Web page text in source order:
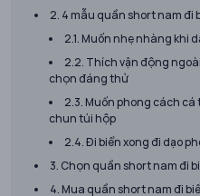
2. 4 mẫu quần short nam đi
2.1. Muốn nhẹ nhàng khi
2.2. Thích vận động
chọn đáng thử
2.3. Muốn phong cách
chun túi hộp
2.4. Đi biển xong đi dạo
3. Chọn quần short nam đi
4. Mua quần short nam đi